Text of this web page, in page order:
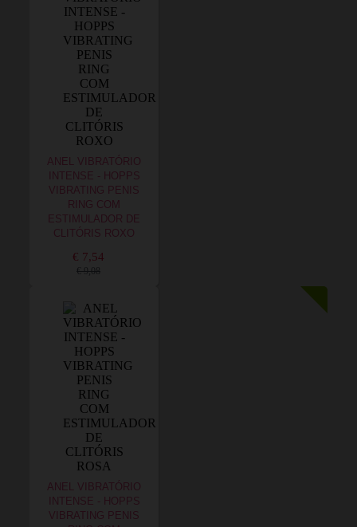
ANEL VIBRATÓRIO
INTENSE - HOPPS
VIBRATING PENIS
RING COM
ESTIMULADOR DE
CLITÓRIS ROXO
€ 7,54
€ 9,08
ANEL VIBRATÓRIO
INTENSE - HOPPS
VIBRATING PENIS